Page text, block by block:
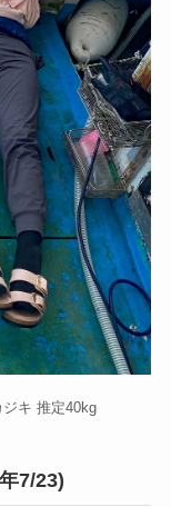
キ 推定40kg
7/23)